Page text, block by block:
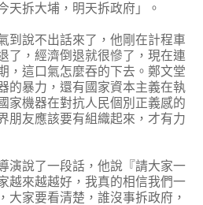
天拆大埔，明天拆政府」。
到說不出話來了，他剛在計程車
了，經濟倒退就很慘了，現在連
，這口氣怎麼吞的下去。鄭文堂
的暴力，還有國家資本主義在執
家機器在對抗人民個別正義感的
朋友應該要有組織起來，才有力
演說了一段話，他說『請大家一
越來越越好，我真的相信我們一
大家要看清楚，誰沒事拆政府，